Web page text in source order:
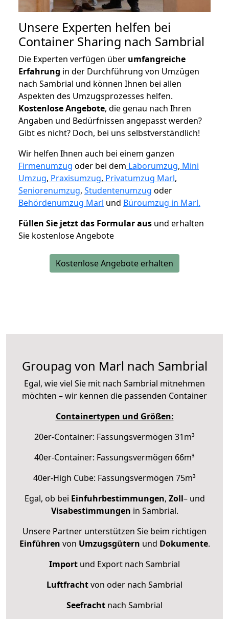
Unsere Experten helfen bei
Container Sharing nach Sambrial
Die Experten verfügen über umfangreiche
Erfahrung in der Durchführung von Umzügen
nach Sambrial und können Ihnen bei allen
Aspekten des Umzugsprozesses helfen.
Kostenlose Angebote, die genau nach Ihren
Angaben und Bedürfnissen angepasst werden?
Gibt es nicht? Doch, bei uns selbstverständlich!
Wir helfen Ihnen auch bei einem ganzen
Firmenumzug oder bei dem Laborumzug, Mini
Umzug, Praxisumzug, Privatumzug Marl,
Seniorenumzug, Studentenumzug oder
Behördenumzug Marl und Büroumzug in Marl.
Füllen Sie jetzt das Formular aus und erhalten
Sie kostenlose Angebote
Kostenlose Angebote erhalten
Groupag von Marl nach Sambrial
Egal, wie viel Sie mit nach Sambrial mitnehmen
möchten – wir kennen die passenden Container
Containertypen und Größen:
20er-Container: Fassungsvermögen 31m³
40er-Container: Fassungsvermögen 66m³
40er-High Cube: Fassungsvermögen 75m³
Egal, ob bei Einfuhrbestimmungen, Zoll– und
Visabestimmungen in Sambrial.
Unsere Partner unterstützen Sie beim richtigen
Einführen von Umzugsgütern und Dokumente.
Import und Export nach Sambrial
Luftfrachtvon oder nach Sambrial
Seefracht nach Sambrial